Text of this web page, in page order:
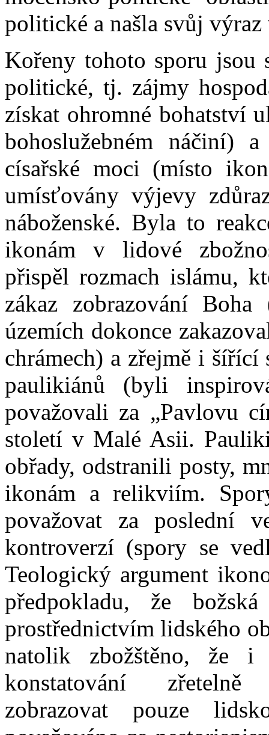
politické a našla svůj
Kořeny tohoto sporu
politické, tj. zájmy
získat ohromné bohatství
bohoslužebném náčiní)
císařské moci (místo
umísťovány výjevy
náboženské. Byla to
ikonám v lidové
přispěl rozmach islámu,
zákaz zobrazování
územích dokonce
chrámech) a zřejmě i
paulikiánů (byli
považovali za „Pavlovu
století v Malé Asii.
obřady, odstranili posty,
ikonám a relikviím.
považovat za poslední
kontroverzí (spory se
Teologický argument
předpokladu, že
prostřednictvím lidského
natolik zbožštěno, že
konstatování zřetelně
zobrazovat pouze